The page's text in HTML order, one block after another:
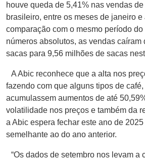
houve queda de 5,41% nas vendas
brasileiro, entre os meses de janeiro
comparação com o mesmo período
números absolutos, as vendas caíram
sacas para 9,56 milhões de sacas
A Abic reconhece que a alta nos
fazendo com que alguns tipos de
acumulassem aumentos de até
volatilidade nos preços e também da
a Abic espera fechar este ano de
semelhante ao do ano anterior.
“Os dados de setembro nos levam a